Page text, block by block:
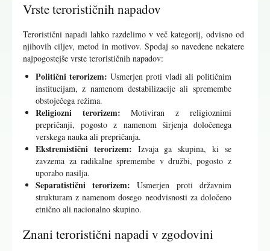
Vrste terorističnih napadov
Teroristični napadi lahko razdelimo v več kategorij, odvisno od
njihovih ciljev, metod in motivov. Spodaj so navedene nekatere
najpogostejše vrste terorističnih napadov:
Politični terorizem: Usmerjen proti vladi ali političnim
institucijam, z namenom destabilizacije ali spremembe
obstoječega režima.
Religiozni terorizem: Motiviran z religioznimi
prepričanji, pogosto z namenom širjenja določenega
verskega nauka ali prepričanja.
Ekstremistični terorizem: Izvaja ga skupina, ki se
zavzema za radikalne spremembe v družbi, pogosto z
uporabo nasilja.
Separatistični terorizem: Usmerjen proti državnim
strukturam z namenom dosego neodvisnosti za določeno
etnično ali nacionalno skupino.
Znani teroristični napadi v zgodovini